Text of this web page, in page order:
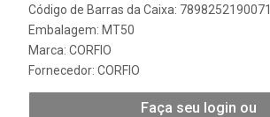
Código de Barras da Caixa: 7898252190071
Embalagem: MT50
Marca: CORFIO
Fornecedor: CORFIO
Faça seu login ou